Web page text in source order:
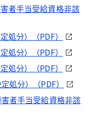
者手当受給資格非該
処分）（PDF）
処分）（PDF）
処分）（PDF）
処分）（PDF）
者手当受給資格非該